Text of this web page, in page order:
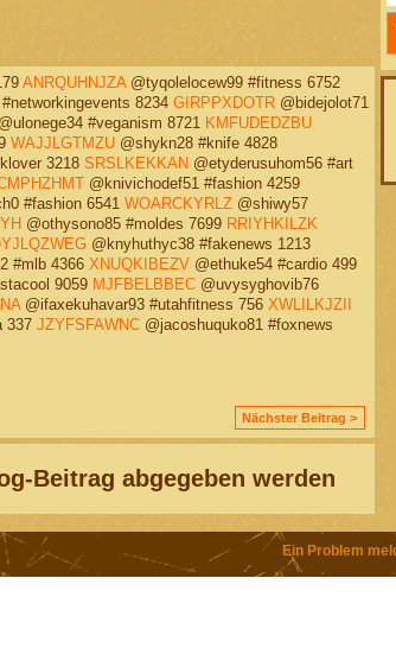
ANRQUHNJZA@tyqolelocew99 #fitness 6752
8234 GIRPPXDOTR@bidejolot71
@ulonege34 #veganism 8721 KMFUDEDZBU
WAJJLGTMZU@shykn28 #knife 4828
3218 SRSLKEKKAN @etyderusuhom56 #art
@knivichodef51 #fashion 4259
#fashion 6541 WOARCKYRLZ@shiwy57
@othysono85 #moldes 7699 RRIYHKILZK
@knyhuthyc38 #fakenews 1213
#mlb 4366 XNUQKIBEZV@ethuke54 #cardio 499
9059 MJFBELBBEC@uvysyghovib76
@ifaxekuhavar93 #utahfitness 756 XWLILKJZII
337 JZYFSFAWNC@jacoshuquko81 #foxnews
Nächster Beitrag >
Beitrag abgegeben werden
Ein Problem